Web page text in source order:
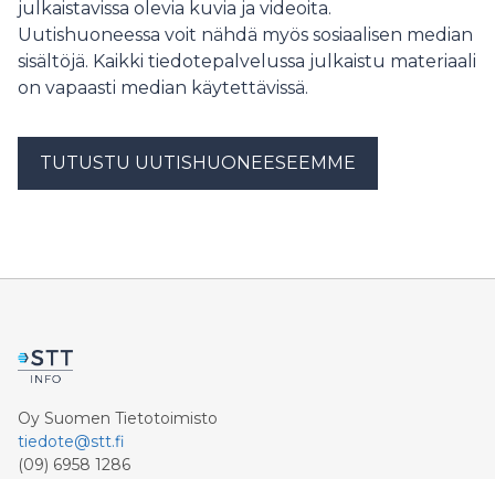
julkaistavissa olevia kuvia ja videoita.
Uutishuoneessa voit nähdä myös sosiaalisen median
sisältöjä. Kaikki tiedotepalvelussa julkaistu materiaali
on vapaasti median käytettävissä.
TUTUSTU UUTISHUONEESEEMME
Oy Suomen Tietotoimisto
tiedote@stt.fi
(09) 6958 1286